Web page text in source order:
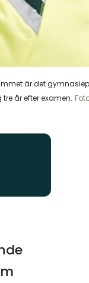
är det
år efter examen.